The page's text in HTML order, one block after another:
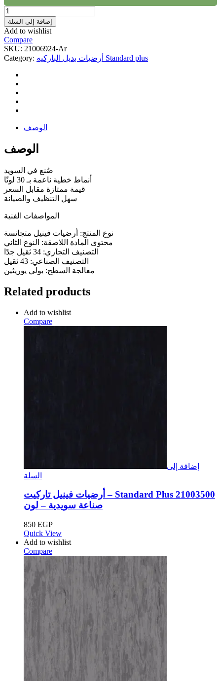
أرضيات
فينيل
تاركيت
-
Standard
Plus
21006924
صناعة
سويدية
quantity
إضافة إلى السلة
Add to wishlist
Compare
SKU: 21006924-Ar
Category:
أرضيات بديل الباركيه Standard plus
الوصف
الوصف
صُنع في السويد
أنماط خطية ناعمة بـ 30 لونًا
قيمة ممتازة مقابل السعر
سهل التنظيف والصيانة
المواصفات الفنية
نوع المنتج: أرضيات فينيل متجانسة
محتوى المادة اللاصقة: النوع الثاني
التصنيف التجاري: 34 ثقيل جدًا
التصنيف الصناعي: 43 ثقيل
معالجة السطح: بولي يوريثين
Related products
Add to wishlist
Compare
إضافة إلى
السلة
أرضيات فينيل تاركيت – Standard Plus 21003500
صناعة سويدية – لون
850 EGP
Quick View
Add to wishlist
Compare